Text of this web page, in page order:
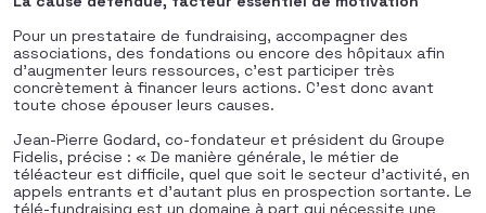
Pour un prestataire de fundraising, accompagner des
associations, des fondations ou encore des hôpitaux afin
d’augmenter leurs ressources, c’est participer très
concrètement à financer leurs actions. C’est donc avant
toute chose épouser leurs causes.
Jean-Pierre Godard, co-fondateur et président du Groupe
Fidelis, précise : « De manière générale, le métier de
téléacteur est difficile, quel que soit le secteur d’activité, en
appels entrants et d’autant plus en prospection sortante. Le
télé-fundraising est un domaine à part qui nécessite une